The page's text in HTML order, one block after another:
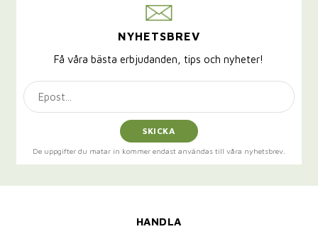
NYHETSBREV
Få våra bästa erbjudanden, tips och nyheter!
SKICKA
De uppgifter du matar in kommer endast användas till våra nyhetsbrev.
HANDLA